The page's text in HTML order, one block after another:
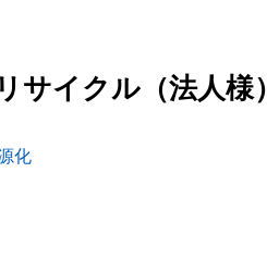
サイクル（法人様）
化